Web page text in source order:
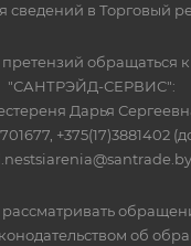
сведений в Торговый
обращаться
"САНТРЭЙД-СЕРВИС":
Дарья
+375(17)3881402
об